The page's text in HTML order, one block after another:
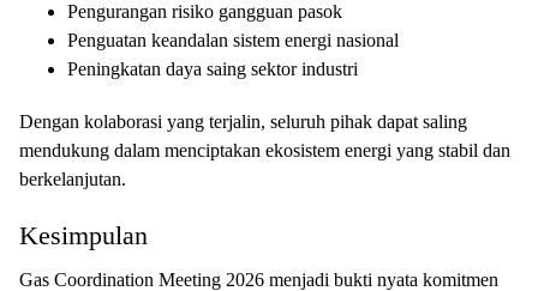
Pengurangan risiko gangguan pasok
Penguatan keandalan sistem energi nasional
Peningkatan daya saing sektor industri
Dengan kolaborasi yang terjalin, seluruh pihak dapat saling
mendukung dalam menciptakan ekosistem energi yang stabil dan
berkelanjutan.
Kesimpulan
Gas Coordination Meeting 2026 menjadi bukti nyata komitmen